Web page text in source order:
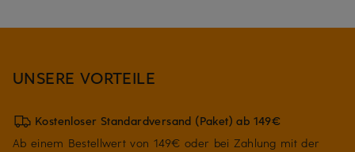
UNSERE VORTEILE
Kostenloser Standardversand (Paket) ab 149€
Ab einem Bestellwert von 149€ oder bei Zahlung mit der